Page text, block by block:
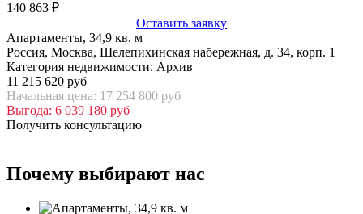
140 863 ₽
Оставить заявку
Апартаменты, 34,9 кв. м
Россия, Москва, Шелепихинская набережная, д. 34, корп. 1
Категория недвижимости: Архив
11 215 620 руб
Начальная цена: 17 254 800 руб
Выгода: 6 039 180 руб
Получить консультацию
Почему выбирают нас